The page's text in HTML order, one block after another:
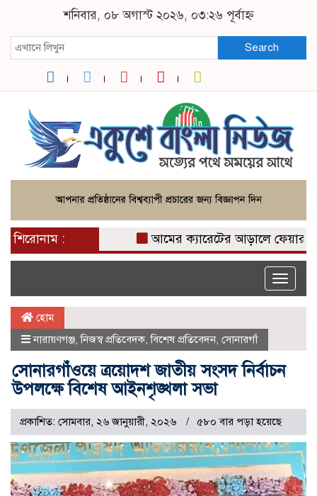
শনিবার, ০৮ অগাস্ট ২০২৬, ০৩:২৬ পূর্বাহ্ন
Search
শিরোনাম : আমের ক্যারেটের আড়ালে ফেয়ারডিল
Toggle
হোম
নারায়ণগঞ্জ,নিজস্ব প্রতিবেদক,বিশেষ প্রতিবেদন, সোনারগাঁ
সোনারগাঁওয়ে ত্রয়োদশ জাতীয় সংসদ নির্বাচন
উপলক্ষে বিশেষ আইনশৃঙ্খলা সভা
প্রকাশিত: সোমবার, ২৬ জানুয়ারী, ২০২৬ ৫৮০ বার পড়া হয়েছে